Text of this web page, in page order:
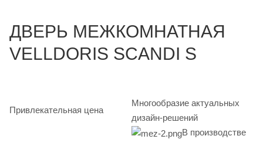
ДВЕРЬ МЕЖКОМНАТНАЯ
VELLDORIS SCANDI S
Привлекательная цена
Многообразие актуальных
дизайн-решений
В производстве